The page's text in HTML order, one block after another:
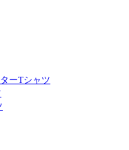
ーTシャツ